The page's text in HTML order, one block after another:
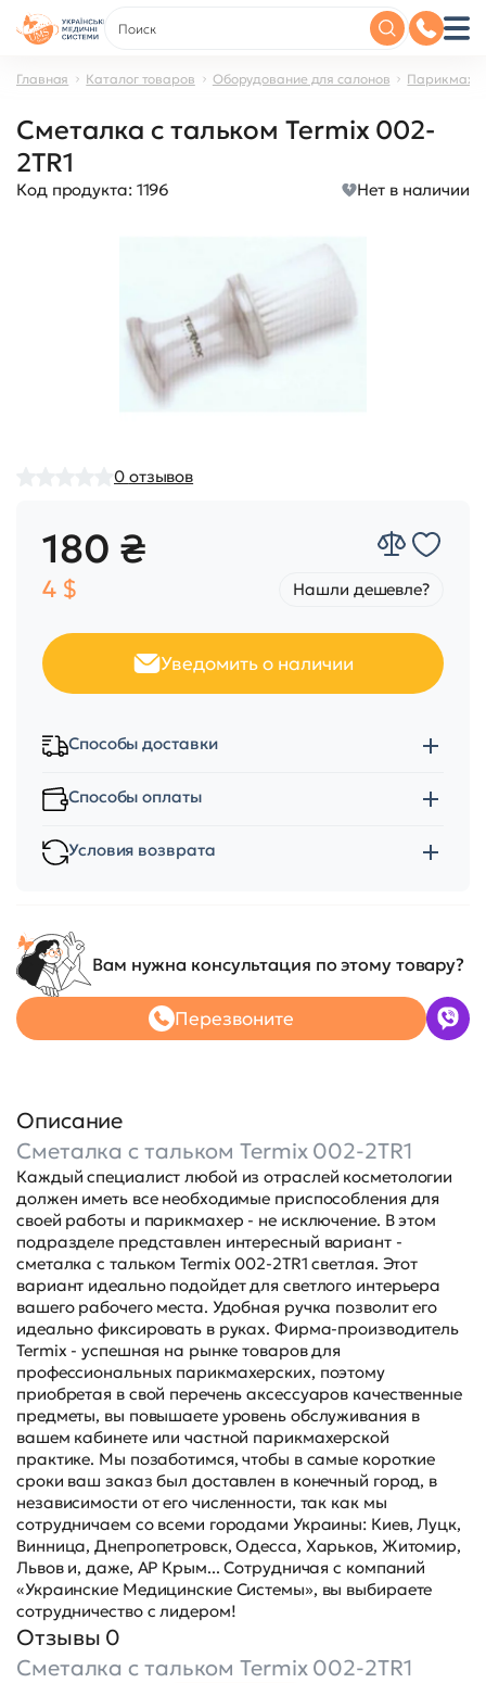
Главная Каталог товаров Оборудование для салонов
Сметалка с тальком Termix 002-
2TR1
Код продукта: 1196 Нет в наличии
0 отзывов
180 ₴
4 $ Нашли дешевле?
Уведомить о наличии
Способы доставки
Способы оплаты
Условия возврата
Вам нужна консультация по этому товару?
Перезвоните
Описание
Сметалка с тальком Termix 002-2TR1
Каждый специалист любой из отраслей косметологии
должен иметь все необходимые приспособления для
своей работы и парикмахер - не исключение. В этом
подразделе представлен интересный вариант -
сметалка с тальком Termix 002-2TR1 светлая. Этот
вариант идеально подойдет для светлого интерьера
вашего рабочего места. Удобная ручка позволит его
идеально фиксировать в руках. Фирма-производитель
Termix - успешная на рынке товаров для
профессиональных парикмахерских, поэтому
приобретая в свой перечень аксессуаров качественные
предметы, вы повышаете уровень обслуживания в
вашем кабинете или частной парикмахерской
практике. Мы позаботимся, чтобы в самые короткие
сроки ваш заказ был доставлен в конечный город, в
независимости от его численности, так как мы
сотрудничаем со всеми городами Украины: Киев, Луцк,
Винница, Днепропетровск, Одесса, Харьков, Житомир,
Львов и, даже, АР Крым... Сотрудничая с компаний
«Украинские Медицинские Системы», вы выбираете
сотрудничество с лидером!
Отзывы 0
Сметалка с тальком Termix 002-2TR1